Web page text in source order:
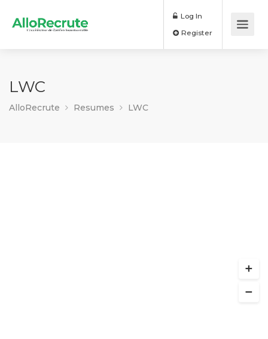
Log In
LWC
AlloRecrute Resumes LWC